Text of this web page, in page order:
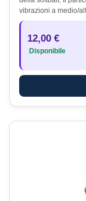
vibrazioni a medio/
12,00 €
Disponibile